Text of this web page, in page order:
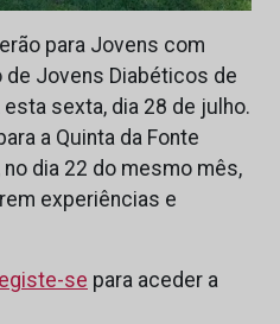
para Jovens com
Jovens Diabéticos de
sexta, dia 28 de julho.
a Quinta da Fonte
no dia 22 do mesmo mês,
experiências e
se para aceder a